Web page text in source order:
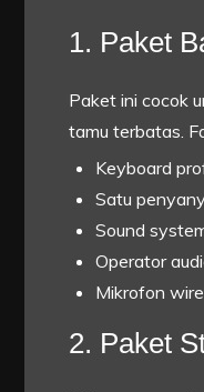
1. Paket
Paket ini cocok
tamu terbatas.
Keyboard
Satu
Sound
Operator
Mikrofon
2. Paket